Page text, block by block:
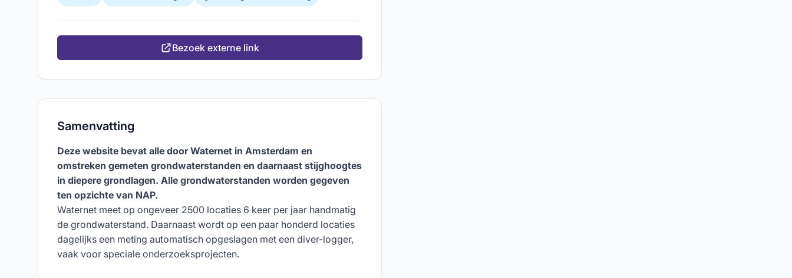
Bezoek externe link
Samenvatting
Deze website bevat alle door Waternet in Amsterdam en
omstreken gemeten grondwaterstanden en daarnaast stijghoogtes
in diepere grondlagen. Alle grondwaterstanden worden gegeven
ten opzichte van NAP.
Waternet meet op ongeveer 2500 locaties 6 keer per jaar handmatig
de grondwaterstand. Daarnaast wordt op een paar honderd locaties
dagelijks een meting automatisch opgeslagen met een diver-logger,
vaak voor speciale onderzoeksprojecten.